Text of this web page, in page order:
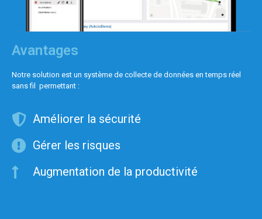
Avantages
Notre solution est un système de collecte de données en temps réel
sans fil permettant :
Améliorer la sécurité
Gérer les risques
Augmentation de la productivité